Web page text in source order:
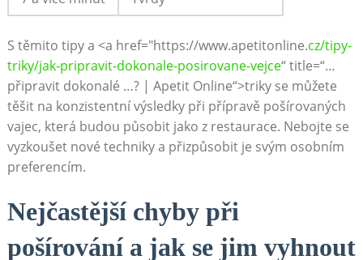
S těmito tipy a <a href="https://www.apetitonline.cz/tipy-
triky/jak-pripravit-dokonale-posirovane-vejce“ title=“…
připravit dokonalé …? | Apetit Online“>triky se můžete
těšit na konzistentní výsledky při přípravě pošírovaných
vajec, která budou působit jako z restaurace. Nebojte se
vyzkoušet nové techniky a přizpůsobit je svým osobním
preferencím.
Nejčastější chyby při
pošírování a jak se jim vyhnout